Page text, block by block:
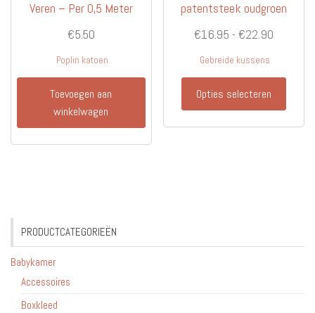
Veren – Per 0,5 Meter
€5.50
Poplin katoen
Toevoegen aan
winkelwagen
patentsteek oudgroen
€16.95 - €22.90
Gebreide kussens
Opties selecteren
Dit
PRODUCTCATEGORIEËN
Babykamer
Accessoires
Boxkleed